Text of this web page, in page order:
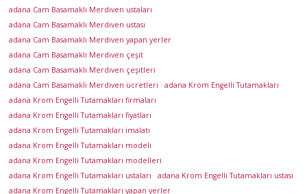
ü
p
e
ş
t
e
,
K
o
adana Cam Basamaklı Merdiven ustaları
adana Cam Basamaklı Merdiven ustası
adana Cam Basamaklı Merdiven yapan yerler
adana Cam Basamaklı Merdiven çeşit
adana Cam Basamaklı Merdiven çeşitleri
adana Cam Basamaklı Merdiven ücretleri
adana Krom Engelli Tutamakları
adana Krom Engelli Tutamakları firmaları
adana Krom Engelli Tutamakları fiyatları
adana Krom Engelli Tutamakları imalatı
adana Krom Engelli Tutamakları modeli
adana Krom Engelli Tutamakları modelleri
adana Krom Engelli Tutamakları ustaları
adana Krom Engelli Tutamakları ustası
adana Krom Engelli Tutamakları yapan yerler